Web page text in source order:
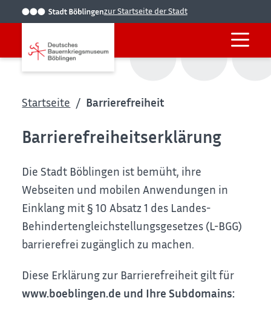
zur Startseite der Stadt
Startseite Barrierefreiheit
Barrierefreiheitserklärung
Die Stadt Böblingen ist bemüht, ihre
Webseiten und mobilen Anwendungen in
Einklang mit § 10 Absatz 1 des Landes-
Behindertengleichstellungsgesetzes (L-BGG)
barrierefrei zugänglich zu machen.
Diese Erklärung zur Barrierefreiheit gilt für
www.boeblingen.de und Ihre Subdomains: